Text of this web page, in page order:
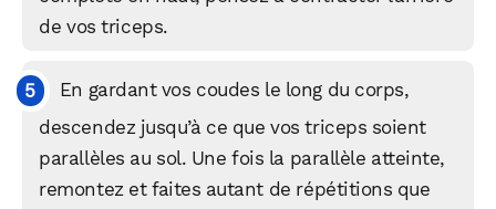
de vos triceps.
En gardant vos coudes le long du corps,
descendez jusqu’à ce que vos triceps soient
parallèles au sol. Une fois la parallèle atteinte,
remontez et faites autant de répétitions que